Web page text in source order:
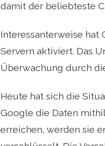
damit der beliebteste
Interessanterweise hat
Servern aktiviert. Das
Überwachung durch
Heute hat sich die
Google die Daten
erreichen, werden sie